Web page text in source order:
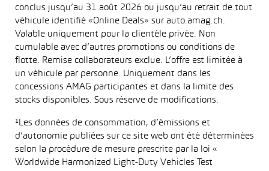
conclus jusqu’au 31 août 2026 ou jusqu’au retrait de tout
véhicule identifié «Online Deals» sur auto.amag.ch.
Valable uniquement pour la clientèle privée. Non
cumulable avec d’autres promotions ou conditions de
flotte. Remise collaborateurs exclue. L’offre est limitée à
un véhicule par personne. Uniquement dans les
concessions AMAG participantes et dans la limite des
stocks disponibles. Sous réserve de modifications.
¹Les données de consommation, d’émissions et
d’autonomie publiées sur ce site web ont été déterminées
selon la procédure de mesure prescrite par la loi «
Worldwide Harmonized Light-Duty Vehicles Test